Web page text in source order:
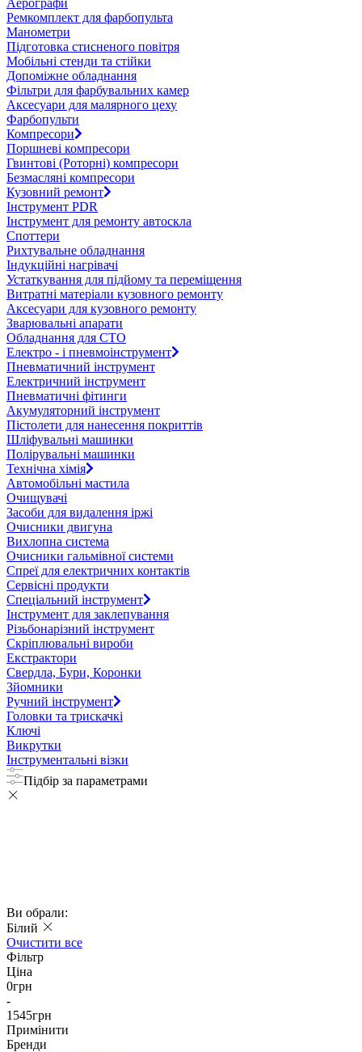
Ремкомплект для фарбопульта
Манометри
Підготовка стисненого повітря
Мобільні стенди та стійки
Допоміжне обладнання
Фільтри для фарбувальних камер
Аксесуари для малярного цеху
Фарбопульти
Компресори
Поршневі компресори
Гвинтові (Роторні) компресори
Безмасляні компресори
Кузовний ремонт
Інструмент PDR
Інструмент для ремонту автоскла
Споттери
Рихтувальне обладнання
Індукційні нагрівачі
Устаткування для підйому та переміщення
Витратні матеріали кузовного ремонту
Аксесуари для кузовного ремонту
Зварювальні апарати
Обладнання для СТО
Електро - і пневмоінструмент
Пневматичний інструмент
Електричний інструмент
Пневматичні фітинги
Акумуляторний інструмент
Пістолети для нанесення покриттів
Шліфувальні машинки
Полірувальні машинки
Технічна хімія
Автомобільні мастила
Очищувачі
Засоби для видалення іржі
Очисники двигуна
Вихлопна система
Очисники гальмівної системи
Спреї для електричних контактів
Сервісні продукти
Спеціальний інструмент
Інструмент для заклепування
Різьбонарізний інструмент
Скріплювальні вироби
Екстрактори
Свердла, Бури, Коронки
Зйомники
Ручний інструмент
Головки та трискачкі
Ключі
Викрутки
Інструментальні візки
Підбір за параметрами
Ви обрали:
Білий
Очистити все
Фільтр
Ціна
0грн
-
1545грн
Примінити
Бренди